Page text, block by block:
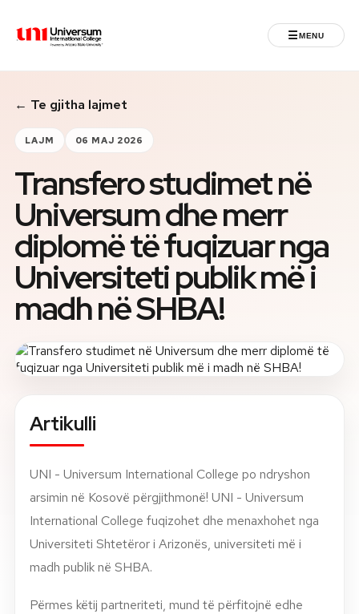
Universum University ☰MENU
MENU
Ballina
Regjistrimet
Programet
Jeta Studentore
Ndërkombëtare
Fuqizuar nga ASU
Lajme
Kontakti
GJUHA
EN
AL Apliko Kërko info
← Te gjitha lajmet
LAJM 06 MAJ 2026
Transfero studimet në
Universum dhe merr
diplomë të fuqizuar nga
Universiteti publik më i
madh në SHBA!
Artikulli
UNI - Universum International College po ndryshon
arsimin në Kosovë përgjithmonë! UNI - Universum
International College fuqizohet dhe menaxhohet nga
Universiteti Shtetëror i Arizonës, universiteti më i
madh publik në SHBA.
Përmes këtij partneriteti, mund të përfitojnë edhe